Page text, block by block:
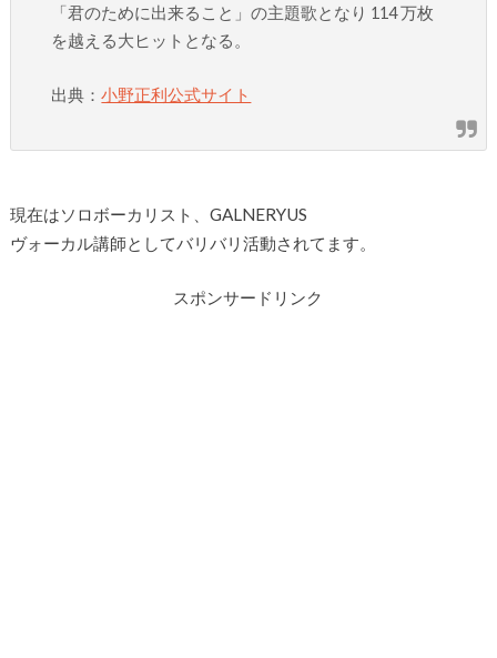
「君のために出来ること」の主題歌となり 114 万枚
を越える大ヒットとなる。
出典：小野正利公式サイト
現在はソロボーカリスト、GALNERYUS
ヴォーカル講師としてバリバリ活動されてます。
スポンサードリンク